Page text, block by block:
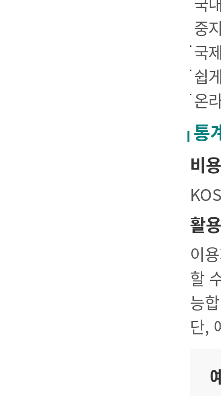
중
국
쉽
온
통
비
활
이
할
능
단,